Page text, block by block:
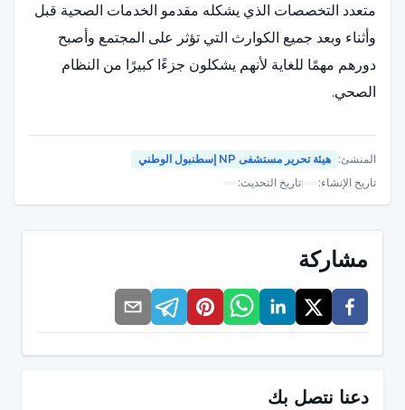
متعدد التخصصات الذي يشكله مقدمو الخدمات الصحية قبل
وأثناء وبعد جميع الكوارث التي تؤثر على المجتمع وأصبح
دورهم مهمًا للغاية لأنهم يشكلون جزءًا كبيرًا من النظام
الصحي.
ما أهمية تمريض الكوارث؟
في جميع أنحاء العالم، تم أخذ تمريض الكوارث في نطاق
الكوارث ليس ملزمًا فقط بتقديم خدمات الرعاية الطارئة
والإسعافات الأولية بعد الكوارث وأنه يجب أن يشارك في كل
خطوة من خطوات إدارة الكوارث جعل من تمريض الكوارث
تخصصًا قائمًا بذاته. وبينما كان عدد ممرضات الكوارث
المسجلات في رابطة الممرضات اليابانيات 4.800 ممرضة،
المنشئ: هيئة تحرير مستشفى NP إسطنبول الوطني
تاريخ الإنشاء:
|تاريخ التحديث:
مشاركة
دعنا نتصل بك